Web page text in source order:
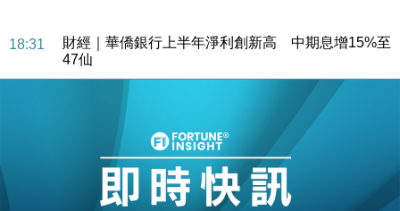
18:31
財經｜華僑銀行上半年淨利創新高 中期息增15%至
47仙
財經｜滙豐上調香港今年GDP預測至4.5% 看好貿易
及消費表現
本地｜假冒內地執法人員要求交「保證金」 43歲女子
損失近6900萬元
財經｜日經失守6.5萬點後回穩 全周仍升近2%